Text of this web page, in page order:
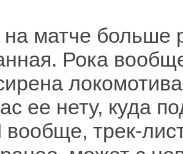
матче больше
Рока
ее нету, куда
трек-